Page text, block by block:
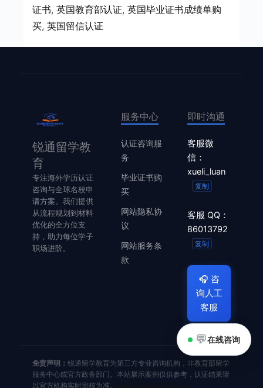
证书, 英国教育部认证, 英国毕业证书成绩单购
买, 英国留信认证
锐通留学教
育
专注海外学历认证
咨询与全球名校申
请方案。我们提供
从流程规划到材料
优化的全方位支
持，助力每位学子
职场进阶。
服务中心
认证咨询服
务
毕业证书购
买
网站隐私协
议
网站服务条
款
即时沟通
客服微
信：
xueli_luan
复制
客服 QQ：
86013792
复制
🎧 咨
询人工
客服
免责声明： 锐通留学教育为第三方专业咨询机构，非教育部留学
服务中心或官方政务部门。本站展示案例仅供参考，认证结果请
以官方机构实时审核为准。
💬在线咨询